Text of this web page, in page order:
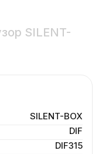
SILENT-
SILENT-BOX
DIF
DIF315